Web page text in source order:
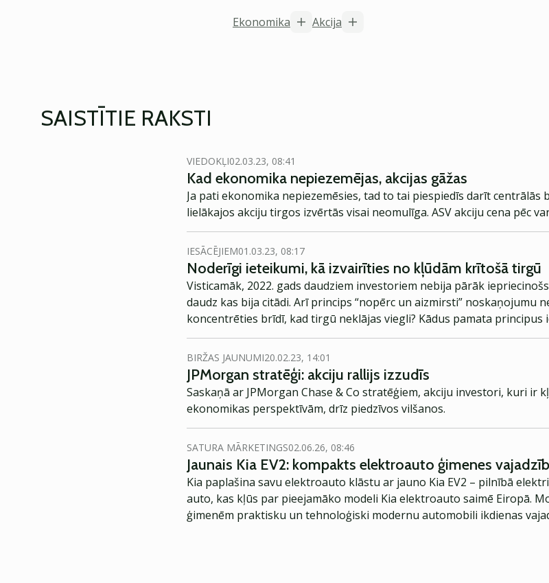
Ekonomika
Akcija
SAISTĪTIE RAKSTI
VIEDOKĻI02.03.23, 08:41
Kad ekonomika nepiezemējas, akcijas gāžas
Ja pati ekonomika nepiezemēsies, tad to tai piespiedīs darīt centrālās
lielākajos akciju tirgos izvērtās visai neomulīga. ASV akciju cena pēc
IESĀCĒJIEM01.03.23, 08:17
Noderīgi ieteikumi, kā izvairīties no kļūdām krītošā tirgū
Visticamāk, 2022. gads daudziem investoriem nebija pārāk
daudz kas bija citādi. Arī princips “nopērc un aizmirsti” noskaņojumu
koncentrēties brīdī, kad tirgū neklājas viegli? Kādus pamata principus
noderīgākās atziņas, ko apkopojuši Igaunijas kolēģi no Äripäev.
BIRŽAS JAUNUMI20.02.23, 14:01
JPMorgan stratēģi: akciju rallijs izzudīs
Saskaņā ar JPMorgan Chase & Co stratēģiem, akciju investori, kuri ir
ekonomikas perspektīvām, drīz piedzīvos vilšanos.
SATURA MĀRKETINGS02.06.26, 08:46
Jaunais Kia EV2: kompakts elektroauto ģimenes
Kia paplašina savu elektroauto klāstu ar jauno Kia EV2 – pilnībā
auto, kas kļūs par pieejamāko modeli Kia elektroauto saimē Eiropā.
ģimenēm praktisku un tehnoloģiski modernu automobili ikdienas